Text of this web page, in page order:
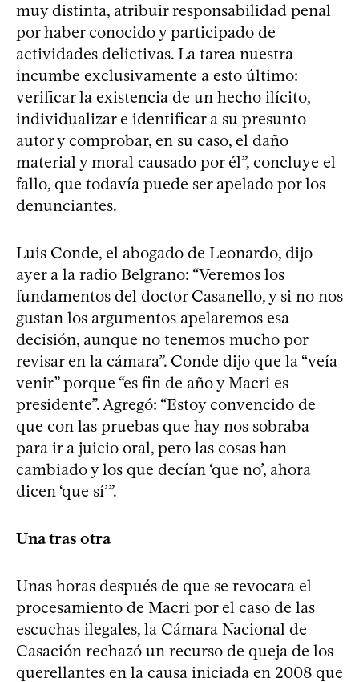
muy distinta, atribuir responsabilidad penal
por haber conocido y participado de
actividades delictivas. La tarea nuestra
incumbe exclusivamente a esto último:
verificar la existencia de un hecho ilícito,
individualizar e identificar a su presunto
autor y comprobar, en su caso, el daño
material y moral causado por él”, concluye el
fallo, que todavía puede ser apelado por los
denunciantes.
Luis Conde, el abogado de Leonardo, dijo
ayer a la radio Belgrano: “Veremos los
fundamentos del doctor Casanello, y si no nos
gustan los argumentos apelaremos esa
decisión, aunque no tenemos mucho por
revisar en la cámara”. Conde dijo que la “veía
venir” porque “es fin de año y Macri es
presidente”. Agregó: “Estoy convencido de
que con las pruebas que hay nos sobraba
para ir a juicio oral, pero las cosas han
cambiado y los que decían ‘que no’, ahora
dicen ‘que sí’”.
Una tras otra
Unas horas después de que se revocara el
procesamiento de Macri por el caso de las
escuchas ilegales, la Cámara Nacional de
Casación rechazó un recurso de queja de los
querellantes en la causa iniciada en 2008 que